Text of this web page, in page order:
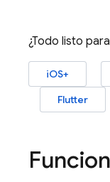
¿Todo listo
iOS+
Flutter